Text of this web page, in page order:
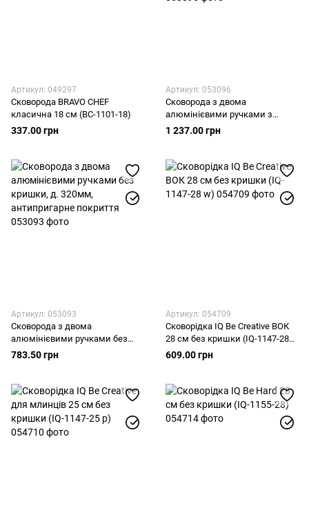
Артикул: 049297
Сковорода BRAVO CHEF
класична 18 см (BC-1101-18)
337.00 грн
Артикул: 053096
Сковорода з двома
алюмінієвими ручками з
кришкою, д. 320мм,
антипригарне покриття
1 237.00 грн
Артикул: 053093
Сковорода з двома
алюмінієвими ручками без
кришки, д. 320мм,
антипригарне покриття
783.50 грн
Артикул: 054709
Сковорідка IQ Be Creative ВОК
28 см без кришки (IQ-1147-28
w)
609.00 грн